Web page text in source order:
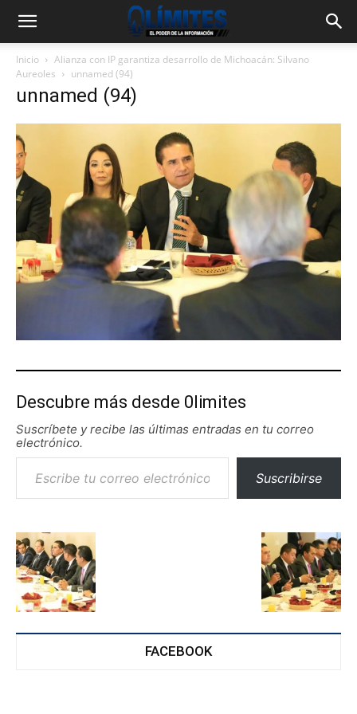
Inicio
Alianza con IP garantiza desarrollo de Michoacán: Silvano
Aureoles
unnamed (94)
unnamed (94)
Descubre más desde 0limites
Suscríbete y recibe las últimas entradas en tu correo
electrónico.
Escribe tu correo electrónico…
Suscribirse
FACEBOOK